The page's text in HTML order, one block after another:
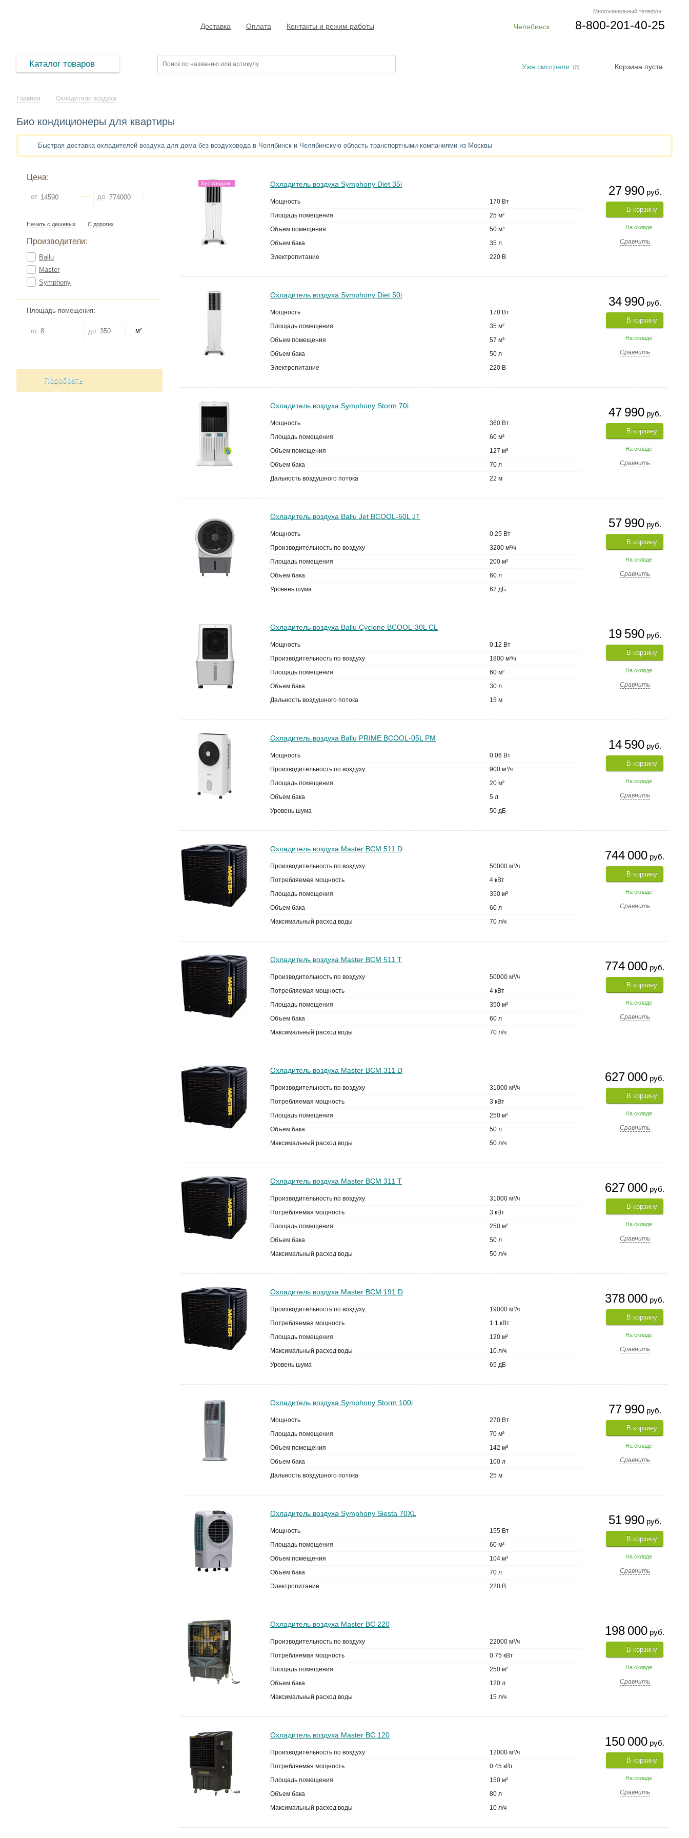
Многоканальный телефон:
8-800-201-40-25
Челябинск
Доставка Оплата Контакты и режим работы
Каталог товаров Корзина пуста
Уже смотрели (0)
Главная Охладители воздуха
Био кондиционеры для квартиры
Быстрая доставка охладителей воздуха для дома без воздуховода в Челябинск и Челябинскую область транспортными компаниями из Москвы
Цена:
от до
Начать с дешевых С дорогих
Производители:
Ballu
Master
Symphony
Площадь помещения:
от до м²
Подобрать
Хит продаж
27 990руб.
В корзину
На складе
Сравнить
Охладитель воздуха Symphony Diet 35i
Мощность
170 Вт
Площадь помещения
25 м²
Объем помещения
50 м³
Объем бака
35 л
Электропитание
220 В
34 990руб.
В корзину
На складе
Сравнить
Охладитель воздуха Symphony Diet 50i
Мощность
170 Вт
Площадь помещения
35 м²
Объем помещения
57 м³
Объем бака
50 л
Электропитание
220 В
47 990руб.
В корзину
На складе
Сравнить
Охладитель воздуха Symphony Storm 70i
Мощность
360 Вт
Площадь помещения
60 м²
Объем помещения
127 м³
Объем бака
70 л
Дальность воздушного потока
22 м
57 990руб.
В корзину
На складе
Сравнить
Охладитель воздуха Ballu Jet BCOOL-60L JT
Мощность
0.25 Вт
Производительность по воздуху
3200 м³/ч
Площадь помещения
200 м²
Объем бака
60 л
Уровень шума
62 дБ
19 590руб.
В корзину
На складе
Сравнить
Охладитель воздуха Ballu Cyclone BCOOL-30L CL
Мощность
0.12 Вт
Производительность по воздуху
1800 м³/ч
Площадь помещения
60 м²
Объем бака
30 л
Дальность воздушного потока
15 м
14 590руб.
В корзину
На складе
Сравнить
Охладитель воздуха Ballu PRIME BCOOL-05L PM
Мощность
0.06 Вт
Производительность по воздуху
900 м³/ч
Площадь помещения
20 м²
Объем бака
5 л
Уровень шума
50 дБ
744 000 руб.
В корзину
На складе
Сравнить
Охладитель воздуха Master BCM 511 D
Производительность по воздуху
50000 м³/ч
Потребляемая мощность
4 кВт
Площадь помещения
350 м²
Объем бака
60 л
Максимальный расход воды
70 л/ч
774 000 руб.
В корзину
На складе
Сравнить
Охладитель воздуха Master BCM 511 T
Производительность по воздуху
50000 м³/ч
Потребляемая мощность
4 кВт
Площадь помещения
350 м²
Объем бака
60 л
Максимальный расход воды
70 л/ч
627 000 руб.
В корзину
На складе
Сравнить
Охладитель воздуха Master BCM 311 D
Производительность по воздуху
31000 м³/ч
Потребляемая мощность
3 кВт
Площадь помещения
250 м²
Объем бака
50 л
Максимальный расход воды
50 л/ч
627 000 руб.
В корзину
На складе
Сравнить
Охладитель воздуха Master BCM 311 T
Производительность по воздуху
31000 м³/ч
Потребляемая мощность
3 кВт
Площадь помещения
250 м²
Объем бака
50 л
Максимальный расход воды
50 л/ч
378 000 руб.
В корзину
На складе
Сравнить
Охладитель воздуха Master BCM 191 D
Производительность по воздуху
19000 м³/ч
Потребляемая мощность
1.1 кВт
Площадь помещения
120 м²
Максимальный расход воды
10 л/ч
Уровень шума
65 дБ
77 990руб.
В корзину
На складе
Сравнить
Охладитель воздуха Symphony Storm 100i
Мощность
270 Вт
Площадь помещения
70 м²
Объем помещения
142 м³
Объем бака
100 л
Дальность воздушного потока
25 м
51 990руб.
В корзину
На складе
Сравнить
Охладитель воздуха Symphony Siesta 70XL
Мощность
155 Вт
Площадь помещения
60 м²
Объем помещения
104 м³
Объем бака
70 л
Электропитание
220 В
198 000 руб.
В корзину
На складе
Сравнить
Охладитель воздуха Master BC 220
Производительность по воздуху
22000 м³/ч
Потребляемая мощность
0.75 кВт
Площадь помещения
250 м²
Объем бака
120 л
Максимальный расход воды
15 л/ч
150 000 руб.
В корзину
На складе
Сравнить
Охладитель воздуха Master BC 120
Производительность по воздуху
12000 м³/ч
Потребляемая мощность
0.45 кВт
Площадь помещения
150 м²
Объем бака
80 л
Максимальный расход воды
10 л/ч